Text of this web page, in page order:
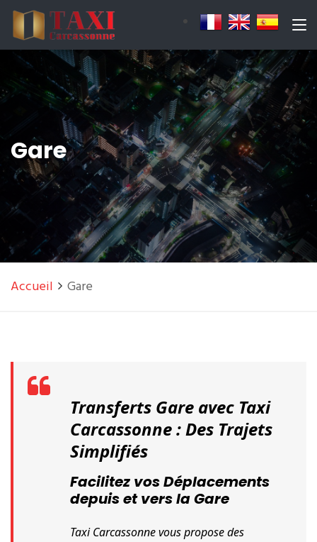
Gare
Accueil Gare
Transferts Gare avec Taxi
Carcassonne : Des Trajets
Simplifiés
Facilitez vos Déplacements
depuis et vers la Gare
Taxi Carcassonne vous propose des